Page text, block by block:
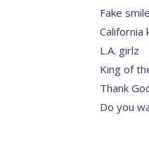
Fake
California
L.A. girlz
King of
Thank
Do you